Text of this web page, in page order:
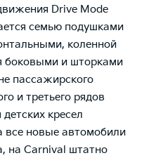
Drive Mode
семью подушками
коленной
боковыми и шторками
пассажирского
и третьего рядов
кресел
все новые автомобили
на Carnival штатно